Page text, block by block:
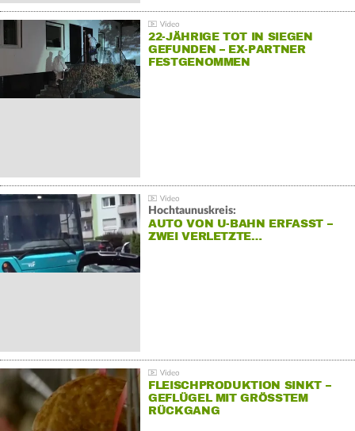
22-JÄHRIGE TOT IN SIEGEN
GEFUNDEN – EX-PARTNER
FESTGENOMMEN
Hochtaunuskreis:
AUTO VON U-BAHN ERFASST –
ZWEI VERLETZTE…
FLEISCHPRODUKTION SINKT –
GEFLÜGEL MIT GRÖSSTEM R
ÜCKGANG